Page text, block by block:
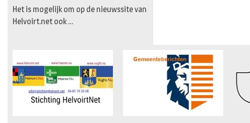
Het is mogelijk om op de nieuwssite van
Helvoirt.net ook …